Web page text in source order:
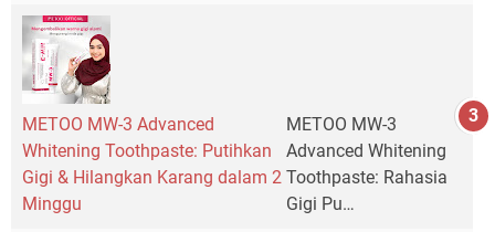
METOO MW-3 Advanced
Whitening Toothpaste: Putihkan
Gigi & Hilangkan Karang dalam 2
Minggu
METOO MW-3
Advanced Whitening
Toothpaste: Rahasia
Gigi Pu…